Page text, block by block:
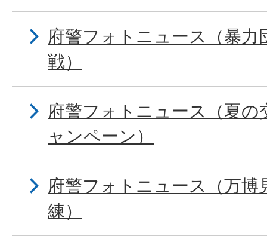
府警フォトニュース（暴力
戦）
府警フォトニュース（夏の
ャンペーン）
府警フォトニュース（万博
練）